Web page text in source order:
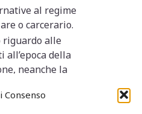
Consenso
al regime
o carcerario.
riguardo alle
della
neanche la
dell’art. 57 L.
norme particolari